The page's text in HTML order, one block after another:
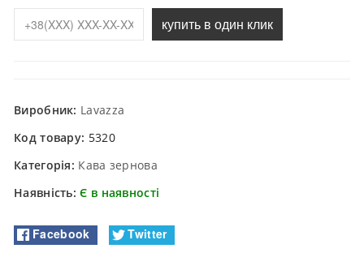
купить в один клик
Виробник: Lavazza
Код товару: 5320
Категорія: Кава зернова
Наявність:Є в наявності
Facebook Twitter